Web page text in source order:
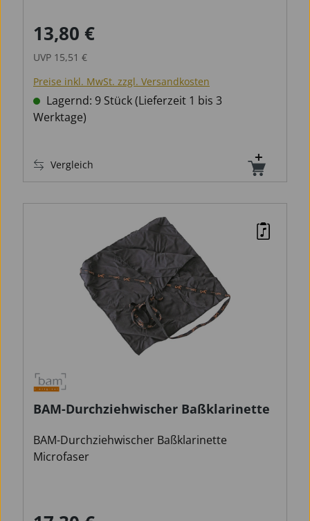
Verkaufspreis:
13,80 €
UVP 15,51 €
Preise inkl. MwSt. zzgl. Versandkosten
Lagernd: 9 Stück (Lieferzeit 1 bis 3
Werktage)
Vergleich
BAM-Durchziehwischer Baßklarinette
BAM-Durchziehwischer Baßklarinette
Microfaser